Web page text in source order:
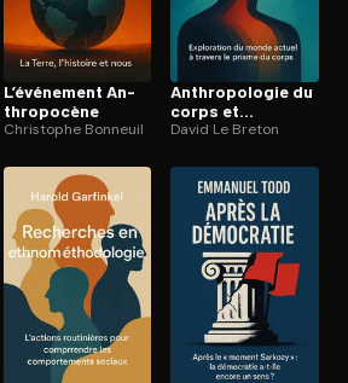
L’événement An­
thro­po­cène
Christophe Bonneuil
An­thro­po­lo­gie du
corps et
modernité
David Le Breton